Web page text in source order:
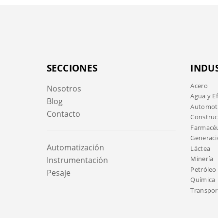
SECCIONES
Nosotros
Blog
Contacto
Automatización
Instrumentación
Pesaje
Acero
Agua y
Láctea
Minería
Petróleo
Química